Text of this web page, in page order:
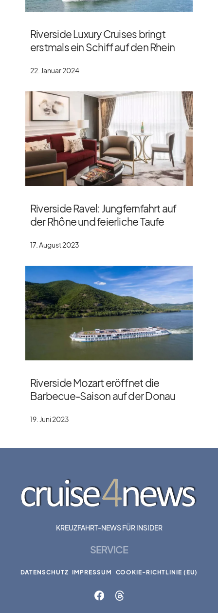
Riverside Luxury Cruises bringt
erstmals ein Schiff auf den Rhein
22. Januar 2024
Riverside Ravel: Jungfernfahrt auf
der Rhône und feierliche Taufe
17. August 2023
Riverside Mozart eröffnet die
Barbecue-Saison auf der Donau
19. Juni 2023
KREUZFAHRT-NEWS FÜR INSIDER
SERVICE
DATENSCHUTZ IMPRESSUM COOKIE-RICHTLINIE (EU)